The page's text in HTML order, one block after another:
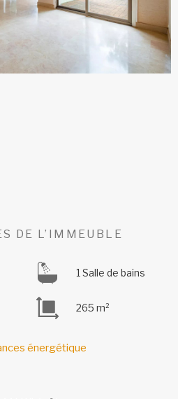
DE L’IMMEUBLE
1 Salle de bains
265 m²
énergétique